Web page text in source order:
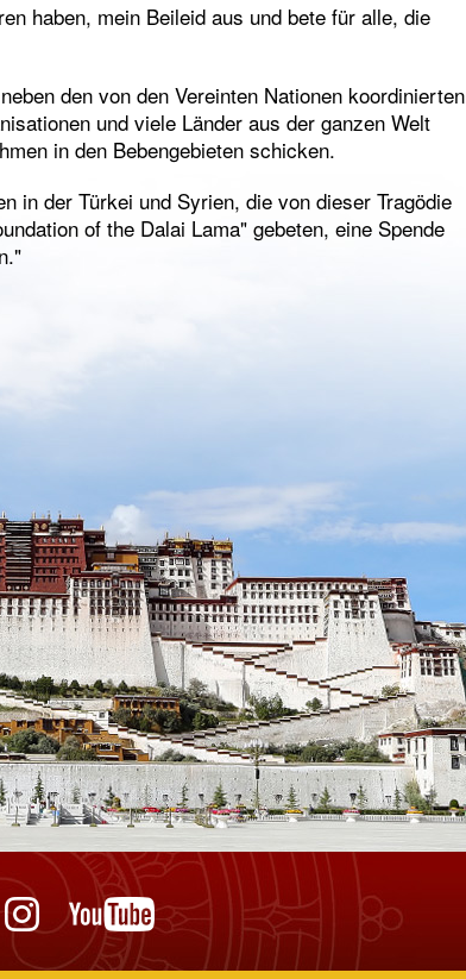
haben, mein Beileid aus und bete für alle, die
den von den Vereinten Nationen koordinierten
und viele Länder aus der ganzen Welt
in den Bebengebieten schicken.
in der Türkei und Syrien, die von dieser Tragödie
of the Dalai Lama" gebeten, eine Spende